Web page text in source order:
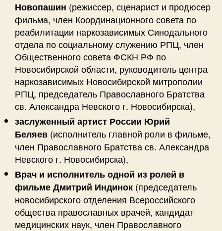
Новопашин (режиссер, сценарист и продюсер
фильма, член Координационного совета по
реабилитации наркозависимых Синодального
отдела по социальному служению РПЦ, член
Общественного совета ФСКН РФ по
Новосибирской области, руководитель центра
наркозависимых Новосибирской митрополии
РПЦ, председатель Православного Братства
св. Александра Невского г. Новосибирска),
заслуженный артист России Юрий
Беляев (исполнитель главной роли в фильме,
член Православного Братства св. Александра
Невского г. Новосибирска),
Врач и исполнитель одной из ролей в
фильме Дмитрий Индинок (председатель
новосибирского отделения Всероссийского
общества православных врачей, кандидат
медицинских наук, член Православного